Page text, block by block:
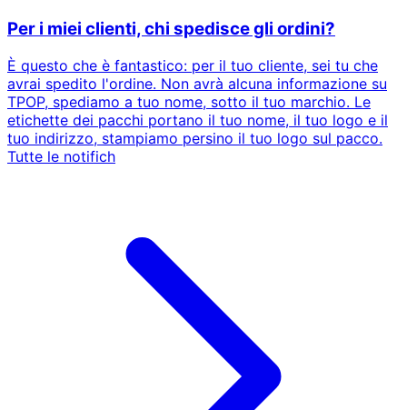
Per i miei clienti, chi spedisce gli ordini?
È questo che è fantastico: per il tuo cliente, sei tu che
avrai spedito l'ordine. Non avrà alcuna informazione su
TPOP, spediamo a tuo nome, sotto il tuo marchio. Le
etichette dei pacchi portano il tuo nome, il tuo logo e il
tuo indirizzo, stampiamo persino il tuo logo sul pacco.
Tutte le notifich